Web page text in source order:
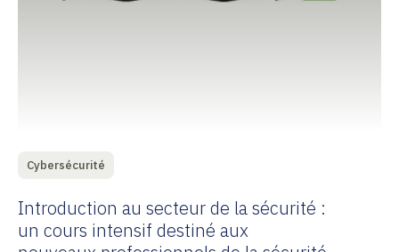
Cybersécurité
Introduction au secteur de la sécurité :
un cours intensif destiné aux